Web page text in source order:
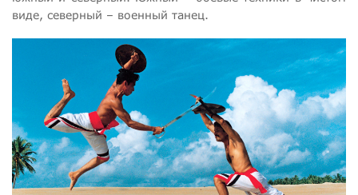
виде, северный – военный танец.